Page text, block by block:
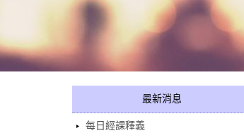
最新消息
每日經課釋義